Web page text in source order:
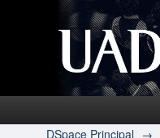
DSpace Principal →